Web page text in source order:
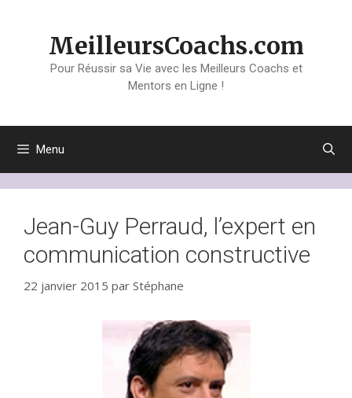
MeilleursCoachs.com
Pour Réussir sa Vie avec les Meilleurs Coachs et
Mentors en Ligne !
Menu
Jean-Guy Perraud, l’expert en
communication constructive
22 janvier 2015 par Stéphane